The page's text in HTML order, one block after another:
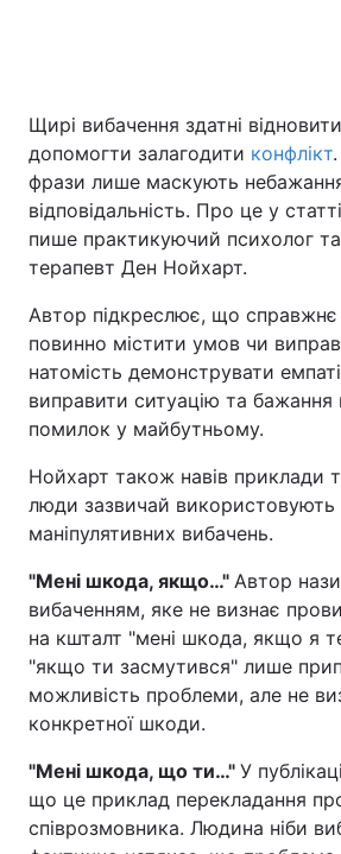
Щирі вибачення здатні
допомогти залагодити конфлікт
фрази лише маскують
відповідальність. Про це у
пише практикуючий психолог
терапевт Ден Нойхарт.
Автор підкреслює, що справжнє
повинно містити умов чи
натомість демонструвати
виправити ситуацію та
помилок у майбутньому.
Нойхарт також навів приклади
люди зазвичай використовують
маніпулятивних вибачень.
"Мені шкода, якщо…" Автор
вибаченням, яке не визнає
на кшталт "мені шкода, якщо я
"якщо ти засмутився" лише
можливість проблеми, але не
конкретної шкоди.
"Мені шкода, що ти…" У
що це приклад перекладання
співрозмовника. Людина ніби